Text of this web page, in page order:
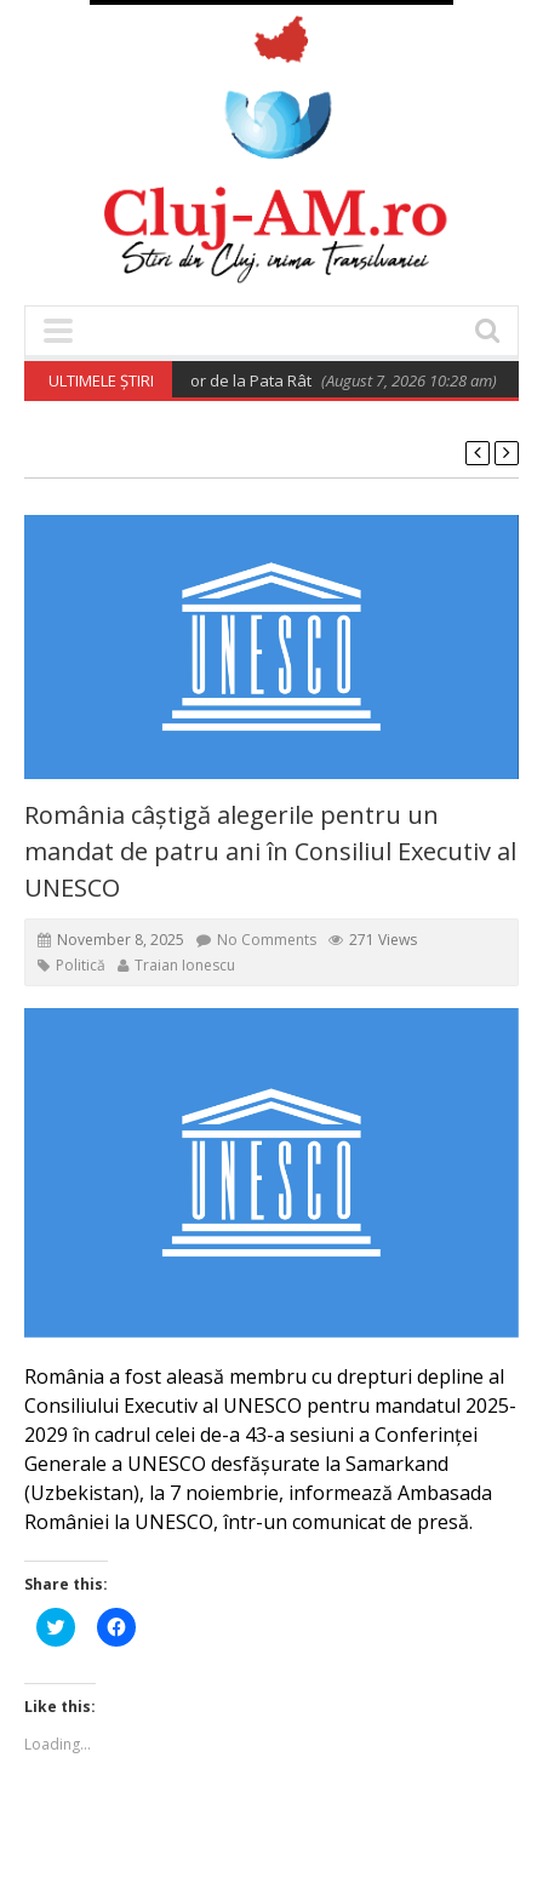
ULTIMELE ȘTIRI
relocarea rromilor de la Pata Rât (August 7, 2026 10:28 am)
România câștigă alegerile pentru un
mandat de patru ani în Consiliul Executiv al
UNESCO
November 8, 2025 No Comments
271 Views
Politică
Traian Ionescu
România a fost aleasă membru cu drepturi depline al
Consiliului Executiv al UNESCO pentru mandatul 2025-
2029 în cadrul celei de-a 43-a sesiuni a Conferinței
Generale a UNESCO desfășurate la Samarkand
(Uzbekistan), la 7 noiembrie, informează Ambasada
României la UNESCO, într-un comunicat de presă.
Share this:
Click
to
Twitter
(Opens
in
window)
Click
to
Like this:
Loading...